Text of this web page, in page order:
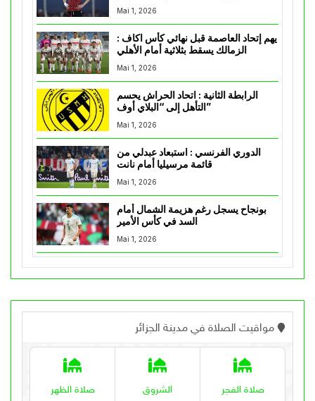
Mai 1, 2026
يهم إتحاد العاصمة قبل نهائي كأس اكاف :
Mai 1, 2026
الرابطة الثانية : اتحاد الحراش يحسم
التأهل إلى “البلاي أوف”
Mai 1, 2026
الدوري الفرنسي : استبعاد عبدلي من
قائمة مرسيليا أمام نانت
Mai 1, 2026
بونجاح يسجل رغم هزيمة الشمال أمام
السد في كأس الأمير
Mai 1, 2026